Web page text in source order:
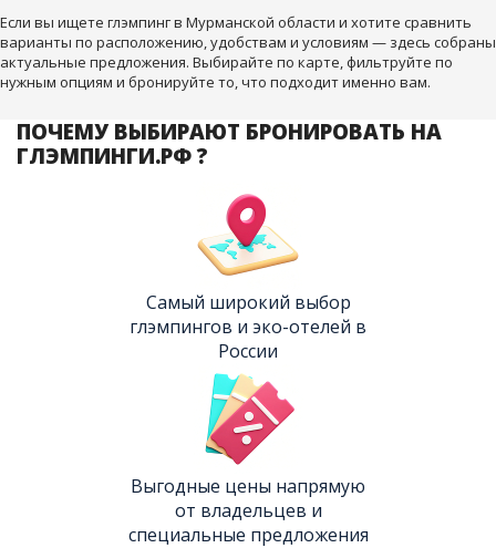
Если вы ищете глэмпинг в Мурманской области и хотите сравнить
варианты по расположению, удобствам и условиям — здесь собраны
актуальные предложения. Выбирайте по карте, фильтруйте по
нужным опциям и бронируйте то, что подходит именно вам.
ПОЧЕМУ ВЫБИРАЮТ БРОНИРОВАТЬ НА
ГЛЭМПИНГИ.РФ ?
Самый широкий выбор
глэмпингов и эко-отелей в
России
Выгодные цены напрямую
от владельцев и
специальные предложения